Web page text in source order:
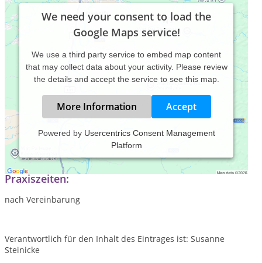
We need your consent to load the
Google Maps service!
We use a third party service to embed map content
that may collect data about your activity. Please review
the details and accept the service to see this map.
More Information Accept
Powered by Usercentrics Consent Management
Platform
Mobile Reiki- Behandlungen
Praxiszeiten:
nach Vereinbarung
Verantwortlich für den Inhalt des Eintrages ist: Susanne
Steinicke